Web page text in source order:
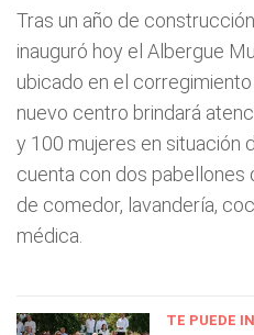
Tras un año de
inauguró hoy el Albergue
ubicado en el
nuevo centro brindará
y 100 mujeres en situación
cuenta con dos pabellones
de comedor, lavandería,
médica.
TE PUEDE